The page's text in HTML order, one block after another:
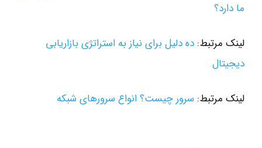
ما دارد؟
لینک مرتبط: ده دلیل برای نیاز به استراتژی بازاریابی
دیجیتال
لینک مرتبط: سرور چیست؟ انواع سرورهای شبکه